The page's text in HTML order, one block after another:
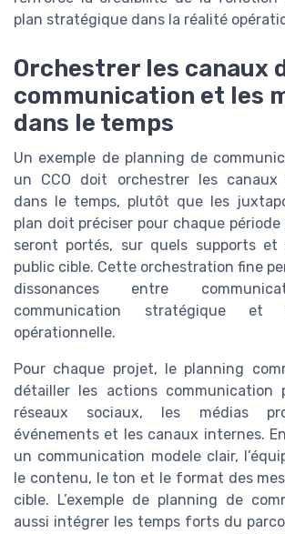
plan stratégique dans la réalité
Orchestrer les canaux
communication et les
dans le temps
Un exemple de planning de
un CCO doit orchestrer les canaux
dans le temps, plutôt que les
plan doit préciser pour chaque période
seront portés, sur quels supports et
public cible. Cette orchestration fine
dissonances entre
communication stratégique et
opérationnelle.
Pour chaque projet, le planning
détailler les actions communication
réseaux sociaux, les médias
événements et les canaux internes.
un communication modele clair,
le contenu, le ton et le format des
cible. L’exemple de planning de
aussi intégrer les temps forts du